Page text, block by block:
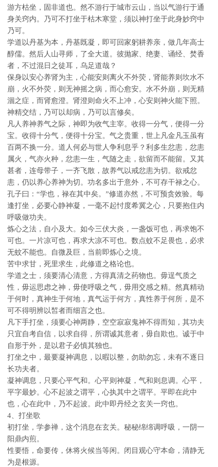
游方枯坐，固非道也。然不游行于城市云山，当以气游行于通
身关窍内。乃可不打坐于枯木寒堂，须以神打坐于此身妙窍中
乃可。
学道以丹基为本，丹基既凝，即可回家躬耕养亲，做几年高士
醇儒。然后人山寻师，了全大道。彼抛家、绝妻、诵经、焚香
者，不过混日之徒耳，乌足道哉？
保身以安心养肾为主，心能安则离火不外荧，肾能养则坎水不
崩，火不外荧，则无神摇之病，而心愈安。水不外崩，则无精
涸之症，而肾愈澄。肾澄则命火不上冲，心安则神火能下照。
神精交结，乃可以却病，乃可以言修矣。
凡人养神养气之际，神即为收气主宰。收得一分气，便得一分
宝。收得十分气，便得十分宝。气之贵重，世上凡金凡玉虽有
百两不换一分。道人何必与世人争利息乎？利多生忿恚，忿恚
属火，气亦火种，忿恚一生，气随之走，欲留而不能留。又其
甚者，连母带子，一齐飞散，故养气以戒忿恚为切。欲戒忿
恚，仍以养心养神为切。功名多出于意外，不可存干禄之心。
孔子曰：“学也，禄在其中矣。”修道亦然，不可预贪效验。每
逢打坐，必要心静神凝，一毫不起忖度希冀之心，只要抱住内
呼吸做功夫。
炼心之法，自小及大。如今三伏大炎，一盏饭可也，再求饱不
可也。一片凉可也，再求大凉不可也。数点蚊不足畏也，必求
无蚊不能也。自微及巨，当前即炼心之境。
苦中求甘，死里求生，此修道之格论也。
学道之士，须要清心清意，方得真清之药物也。毋逞气质之
性，毋运思虑之神，毋使呼吸之气，毋用交感之精。然真精动
于何时，真神生于何地，真气运于何方，真性养于何所，是不
可不得明辨以皙者而细言之也。
凡下手打坐，须要心神两静，空空寂寂鬼神不得而知，其功夫
只宜自考自信，以求自得，所谓诚其意者，毋自欺也。诚于中
自形于外，是以君子必慎其独也。
打坐之中，最要凝神调息，以暇以整，勿助勿忘，未有不逐日
长功夫者。
凝神调息，只要心平气和。心平则神凝，气和则息调。心平，
平字最妙。心不起波之谓平，心执其中之谓平。平即在此中
也，心在此中，乃不起波。此中即丹经之玄关一窍也。
4、打坐歌
初打坐，学参禅，这个消息在玄关。秘秘绵绵调呼吸，一阴一
阳鼎内煎。
性要悟，命要传，休将火候当等闲。闭目观心守本命，清静无
为是根源。